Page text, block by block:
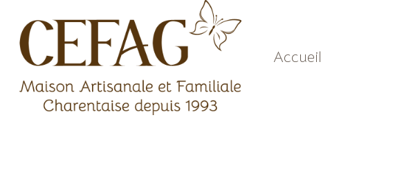
contenu
Accueil